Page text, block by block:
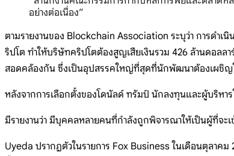
อย่างต่อเนื่อง”
ตามรายงานของ Blockchain Association ระบุว่า การด
ริปโต ทำให้บริษัทคริปโตต้องสูญเสียเงินรวม 426 ล้านดอล
สอดคล้องกัน ซึ่งเป็นอุปสรรคใหญ่ที่สุดที่นักพัฒนาต้องเผชิญ
หลังจากการเลือกตั้งของโดนัลด์ ทรัมป์ นักลงทุนและผู้บริหาร
มีรายงานว่า มีบุคคลหลายคนที่กำลังถูกพิจารณาให้เป็นผู้ที่จ
Uyeda ปรากฏตัวในรายการ Fox Business ในเดือนตุลาค